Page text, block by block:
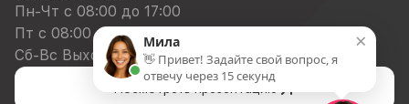
Пн-Чт с 08:00 до 17:00
Пт с 08:00 до 16:00
Сб-Вс Выходной
×
Мила
👋 Привет! Задайте свой вопрос, я
отвечу через 15 секунд